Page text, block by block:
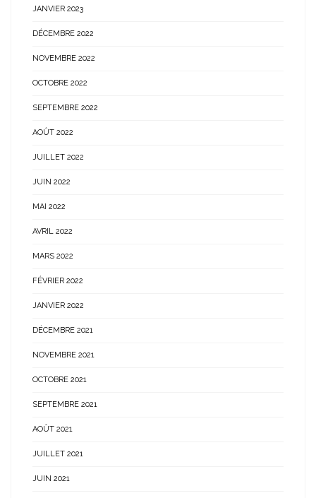
JANVIER 2023
DÉCEMBRE 2022
NOVEMBRE 2022
OCTOBRE 2022
SEPTEMBRE 2022
AOÛT 2022
JUILLET 2022
JUIN 2022
MAI 2022
AVRIL 2022
MARS 2022
FÉVRIER 2022
JANVIER 2022
DÉCEMBRE 2021
NOVEMBRE 2021
OCTOBRE 2021
SEPTEMBRE 2021
AOÛT 2021
JUILLET 2021
JUIN 2021